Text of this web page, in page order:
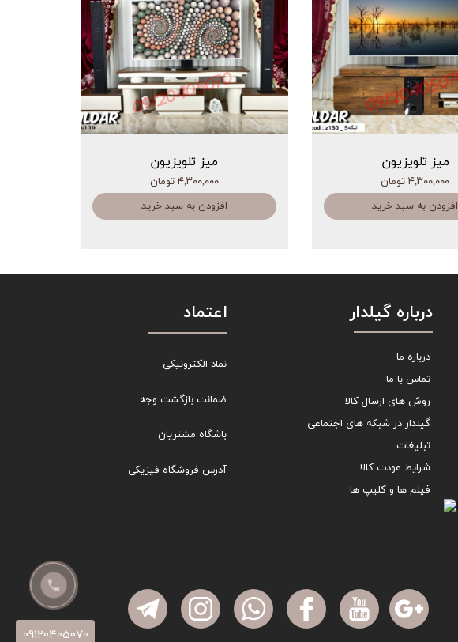
میز تلویزیون
۴,۳۰۰,۰۰۰ تومان
افزودن به سبد خرید
میز تلویزیون
۴,۳۰۰,۰۰۰ تومان
افزودن به سبد خرید
اعتماد
نماد الکترونیکی
ضمانت بازگشت وجه
باشگاه مشتریان
آدرس فروشگاه فیزیکی
درباره گیلدار
درباره ما
تماس با ما
روش های ارسال کالا
گیلدار در شبکه های اجتماعی
تبلیغات
شرایط عودت کالا
فیلم ها و کلیپ ها
09120405070